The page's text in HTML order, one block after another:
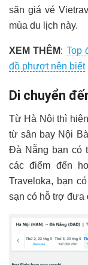
săn giá vé
mùa du lịch này.
XEM THÊM: Top
đồ phượt nên biết
Di chuyển
Từ Hà Nội thì
từ sân bay Nội
Đà Nẵng bạn có
các điểm đến
Traveloka, bạn
sạn có hỗ trợ đưa